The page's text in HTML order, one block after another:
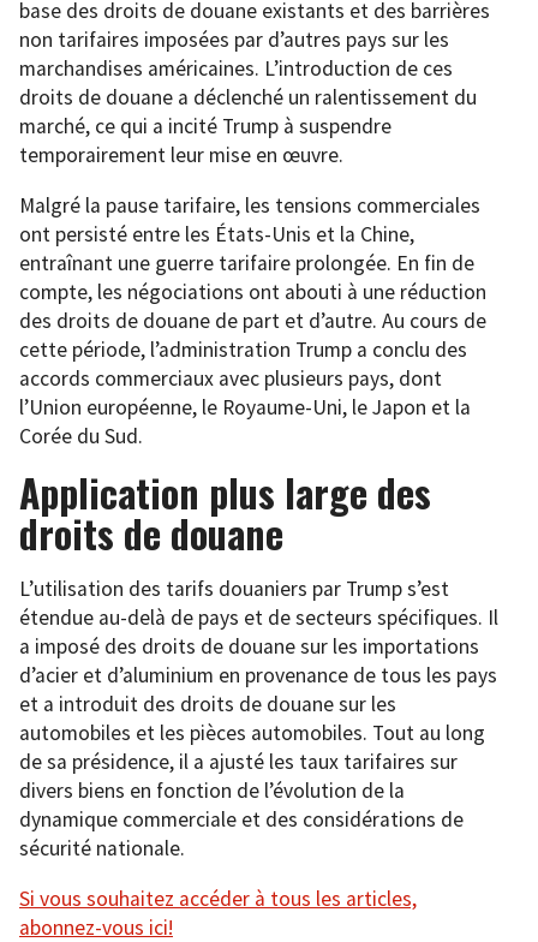
base des droits de douane existants et des barrières
non tarifaires imposées par d’autres pays sur les
marchandises américaines. L’introduction de ces
droits de douane a déclenché un ralentissement du
marché, ce qui a incité Trump à suspendre
temporairement leur mise en œuvre.
Malgré la pause tarifaire, les tensions commerciales
ont persisté entre les États-Unis et la Chine,
entraînant une guerre tarifaire prolongée. En fin de
compte, les négociations ont abouti à une réduction
des droits de douane de part et d’autre. Au cours de
cette période, l’administration Trump a conclu des
accords commerciaux avec plusieurs pays, dont
l’Union européenne, le Royaume-Uni, le Japon et la
Corée du Sud.
Application plus large des
droits de douane
L’utilisation des tarifs douaniers par Trump s’est
étendue au-delà de pays et de secteurs spécifiques. Il
a imposé des droits de douane sur les importations
d’acier et d’aluminium en provenance de tous les pays
et a introduit des droits de douane sur les
automobiles et les pièces automobiles. Tout au long
de sa présidence, il a ajusté les taux tarifaires sur
divers biens en fonction de l’évolution de la
dynamique commerciale et des considérations de
sécurité nationale.
Si vous souhaitez accéder à tous les articles,
abonnez-vous ici!